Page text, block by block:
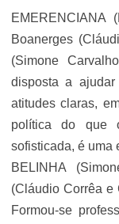
EMERENCIANA
Boanerges
(Simone
disposta a
atitudes claras,
política do que
sofisticada, é uma
BELINHA
(Cláudio Corrêa e
Formou-se